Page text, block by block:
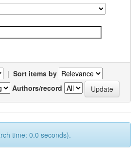
| Sort items by
Authors/record
time: 0.0 seconds).